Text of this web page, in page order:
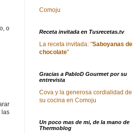
o
las
Comoju
Receta invitada en Tusrecetas.tv
La receta invitada: "Saboyanas de
chocolate"
Gracias a PabloD Gourmet por su
entrevista
Cova y la generosa cordialidad de
su cocina en Comoju
Un poco mas de mi, de la mano de
Thermoblog